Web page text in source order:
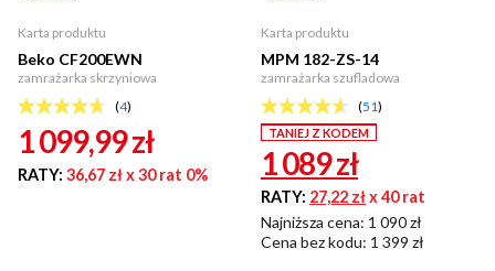
Karta produktu
Beko CF200EWN
zamrażarka skrzyniowa
(4)
1 099,99zł
RATY: 36,67 złx 30 rat 0%
Karta produktu
MPM 182-ZS-14
zamrażarka szufladowa
(51)
TANIEJ Z KODEM
1 089zł
RATY: 27,22 złx 40 rat
Najniższa cena: 1 090 zł
Cena bez kodu: 1 399 zł